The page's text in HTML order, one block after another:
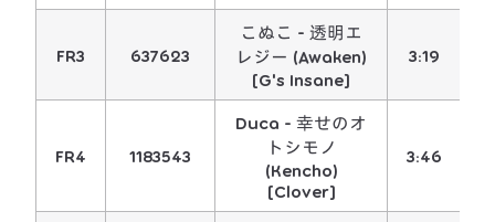
FR3 637623
こぬこ - 透明エ
レジー (Awaken)
[G's Insane]
3:19
FR4 1183543
Duca - 幸せのオ
トシモノ
(Kencho)
[Clover]
3:46